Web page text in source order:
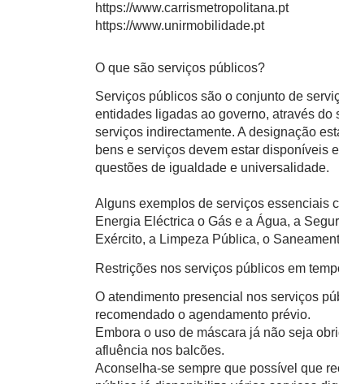
https://www.carrismetropolitana.pt
https://www.unirmobilidade.pt
O que são serviços públicos?
Serviços públicos são o conjunto de
entidades ligadas ao governo, através
serviços indirectamente. A designação
bens e serviços devem estar disponíveis
questões de igualdade e universalidade.
Alguns exemplos de serviços essenciais
Energia Eléctrica o Gás e a Água, a
Exército, a Limpeza Pública, o
Restrições nos serviços públicos em
O atendimento presencial nos serviços
recomendado o agendamento prévio.
Embora o uso de máscara já não seja
afluência nos balcões.
Aconselha-se sempre que possível que